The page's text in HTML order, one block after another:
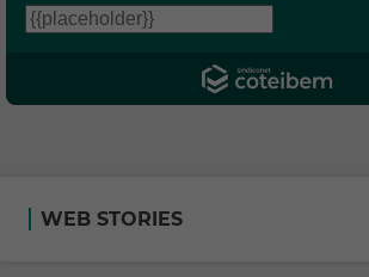
WEB STORIES